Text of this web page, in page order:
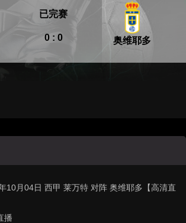
0 : 0
已完赛
奥维耶多
10月04日 西甲 莱万特 对阵 奥维耶多【高清直
播